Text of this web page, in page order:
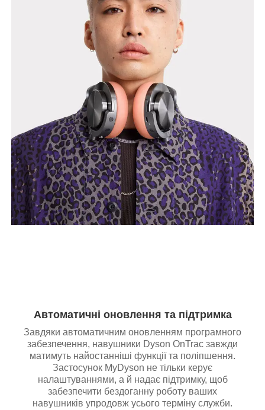
Автоматичні оновлення та підтримка
Завдяки автоматичним оновленням програмного
забезпечення, навушники Dyson OnTrac завжди
матимуть найостанніші функції та поліпшення.
Застосунок MyDyson не тільки керує
налаштуваннями, а й надає підтримку, щоб
забезпечити бездоганну роботу ваших
навушників упродовж усього терміну служби.